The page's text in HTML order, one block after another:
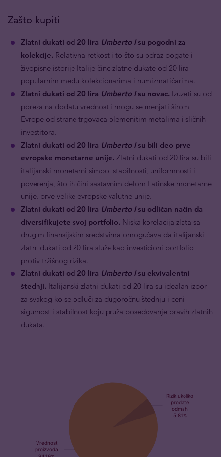
Zašto kupiti
Zlatni dukati od 20 lira Umberto Isu pogodni za
kolekcije. Relativna retkost i to što su odraz bogate i
živopisne istorije Italije čine zlatne dukate od 20 lira
popularnim među kolekcionarima i numizmatičarima.
Zlatni dukati od 20 lira Umberto Isu novac. Izuzeti su od
poreza na dodatu vrednost i mogu se menjati širom
Evrope od strane trgovaca plemenitim metalima i sličnih
investitora.
Zlatni dukati od 20 lira Umberto Isu bili deo prve
evropske monetarne unije. Zlatni dukati od 20 lira su bili
italijanski monetarni simbol stabilnosti, uniformnosti i
poverenja, što ih čini sastavnim delom Latinske monetarne
unije, prve velike evropske valutne unije.
Zlatni dukati od 20 lira Umberto Isu odličan način da
diversifikujete svoj portfolio. Niska korelacija zlata sa
drugim finansijskim sredstvima omogućava da italijanski
zlatni dukati od 20 lira služe kao investicioni portfolio
protiv tržišnog rizika.
Zlatni dukati od 20 lira Umberto Isu ekvivalentni
štednji. Italijanski zlatni dukati od 20 lira su idealan izbor
za svakog ko se odluči za dugoročnu štednju i ceni
sigurnost i stabilnost koju pruža posedovanje pravih zlatnih
dukata.